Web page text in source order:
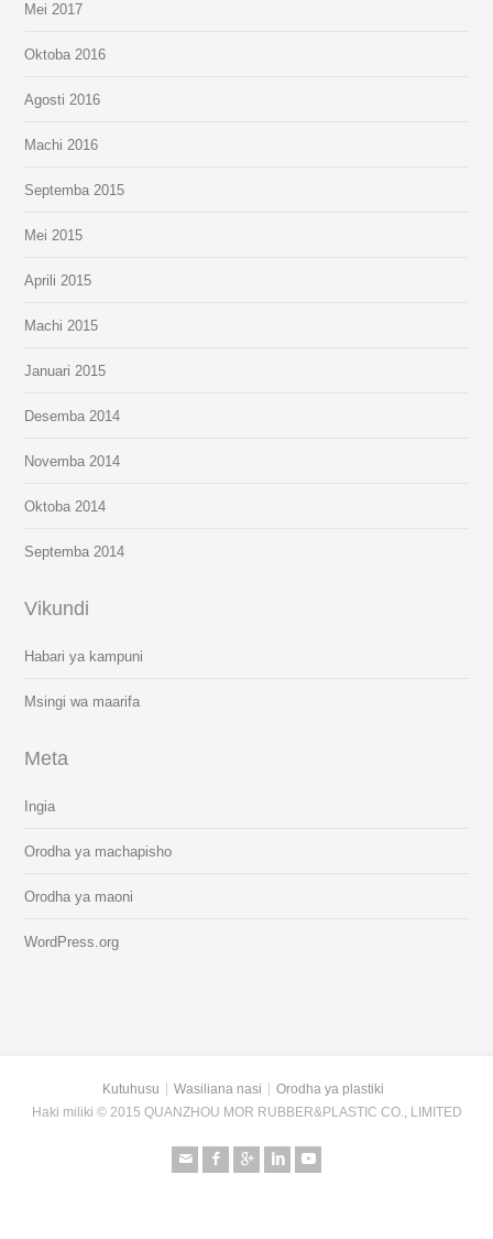
Mei 2017
Oktoba 2016
Agosti 2016
Machi 2016
Septemba 2015
Mei 2015
Aprili 2015
Machi 2015
Januari 2015
Desemba 2014
Novemba 2014
Oktoba 2014
Septemba 2014
Vikundi
Habari ya kampuni
Msingi wa maarifa
Meta
Ingia
Orodha ya machapisho
Orodha ya maoni
WordPress.org
Kutuhusu Wasiliana nasi
Orodha ya plastiki
Haki miliki © 2015 QUANZHOU MOR RUBBER&PLASTIC CO., LIMITED